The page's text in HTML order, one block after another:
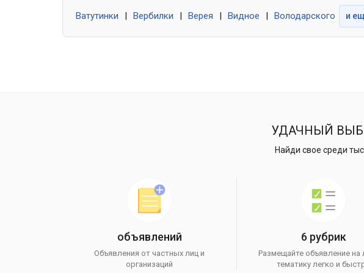
Ватутинки Вербилки Верея Видное Володарского и
УДАЧНЫЙ
Найди свое среди
объявлений
Объявления от частных лиц и
организаций
6 рубрик
Размещайте объявление
тематику легко и